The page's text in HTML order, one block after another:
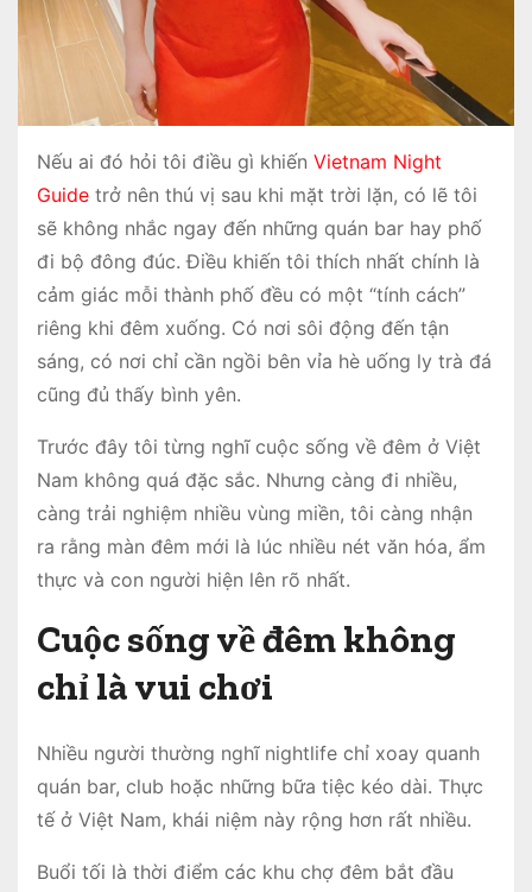
Nếu ai đó hỏi tôi điều gì khiến Vietnam Night
Guide trở nên thú vị sau khi mặt trời lặn, có lẽ tôi
sẽ không nhắc ngay đến những quán bar hay phố
đi bộ đông đúc. Điều khiến tôi thích nhất chính là
cảm giác mỗi thành phố đều có một “tính cách”
riêng khi đêm xuống. Có nơi sôi động đến tận
sáng, có nơi chỉ cần ngồi bên vỉa hè uống ly trà đá
cũng đủ thấy bình yên.
Trước đây tôi từng nghĩ cuộc sống về đêm ở Việt
Nam không quá đặc sắc. Nhưng càng đi nhiều,
càng trải nghiệm nhiều vùng miền, tôi càng nhận
ra rằng màn đêm mới là lúc nhiều nét văn hóa, ẩm
thực và con người hiện lên rõ nhất.
Cuộc sống về đêm không
chỉ là vui chơi
Nhiều người thường nghĩ nightlife chỉ xoay quanh
quán bar, club hoặc những bữa tiệc kéo dài. Thực
tế ở Việt Nam, khái niệm này rộng hơn rất nhiều.
Buổi tối là thời điểm các khu chợ đêm bắt đầu